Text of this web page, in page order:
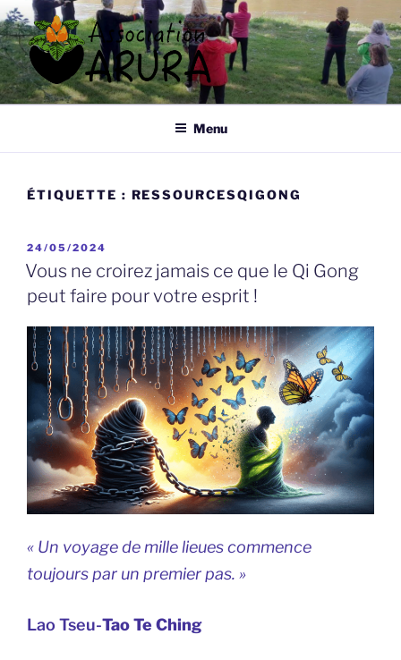
Aller
au
contenu
principal
ARURA
Qi Gong à Tours
Menu
ÉTIQUETTE : RESSOURCESQIGONG
PUBLIÉ
LE
24/05/2024
Vous ne croirez jamais ce que le Qi Gong
peut faire pour votre esprit !
« Un voyage de mille lieues commence
toujours par un premier pas. »
Lao Tseu-Tao Te Ching